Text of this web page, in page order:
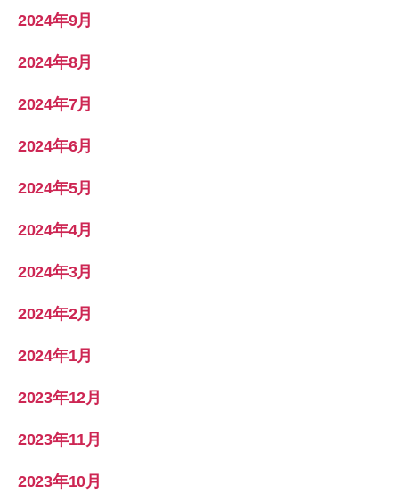
2024年9月
2024年8月
2024年7月
2024年6月
2024年5月
2024年4月
2024年3月
2024年2月
2024年1月
2023年12月
2023年11月
2023年10月